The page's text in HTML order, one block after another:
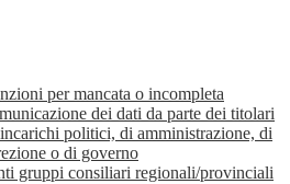
per mancata o incompleta
dei dati da parte dei titolari
politici, di amministrazione, di
o di governo
gruppi consiliari regionali/provinciali